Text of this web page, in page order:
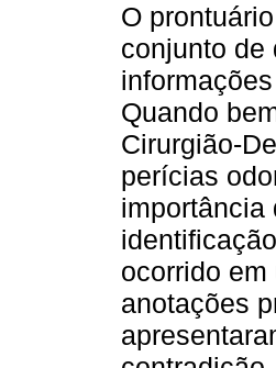
O
conjunto de
Quando
Cirurgião-
perícias
importância
ocorrido
anotações